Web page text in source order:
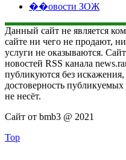
��овости ЗОЖ
Данный сайт не является
сайте ни чего не продают,
услуги не оказываются.
новостей RSS канала
публикуются без искажения,
достоверность
не несёт.
Сайт от bmb3 @ 2021
Top